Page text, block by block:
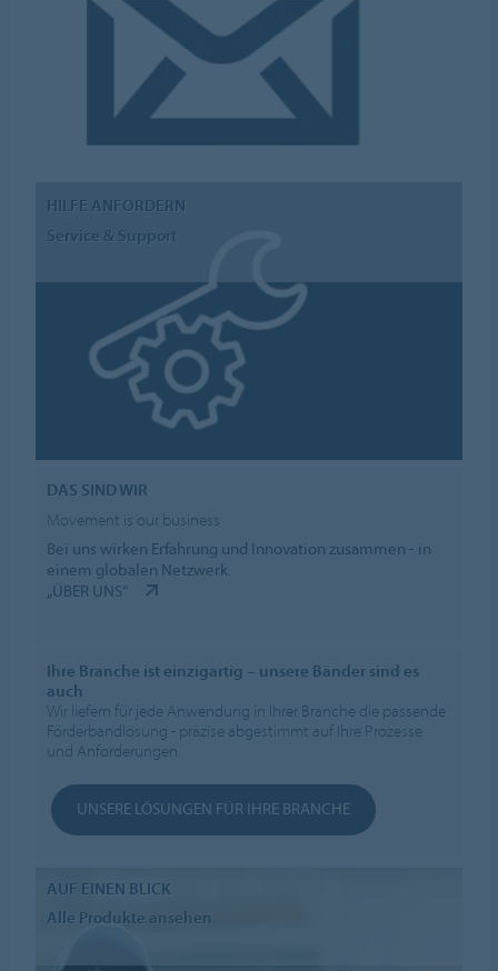
HILFE ANFORDERN
Service & Support
DAS SIND WIR
Movement is our business
Bei uns wirken Erfahrung und Innovation zusammen - in
einem globalen Netzwerk.
„ÜBER UNS“
Ihre Branche ist einzigartig – unsere Bänder sind es
auch
Wir liefern für jede Anwendung in Ihrer Branche die passende
Förderbandlösung - präzise abgestimmt auf Ihre Prozesse
und Anforderungen.
UNSERE LÖSUNGEN FÜR IHRE BRANCHE
AUF EINEN BLICK
Alle Produkte ansehen